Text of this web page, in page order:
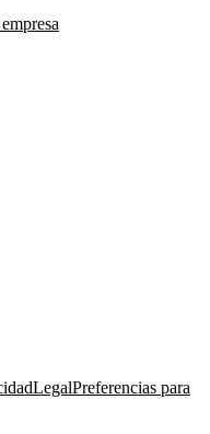
LegalPreferencias para